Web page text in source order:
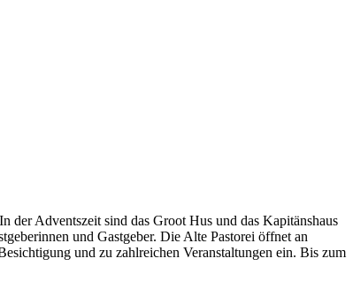
der Adventszeit sind das Groot Hus und das Kapitänshaus
und Gastgeber. Die Alte Pastorei öffnet an
und zu zahlreichen Veranstaltungen ein. Bis zum